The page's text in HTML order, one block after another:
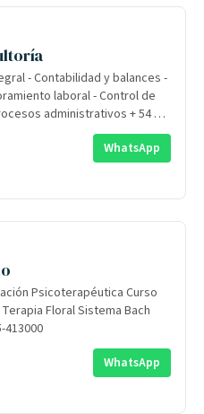
- Contabilidad y balances -
laboral - Control de
Wolf Cowork | Jason
Cowork | Primera Junta
WhatsApp
Psicoterapéutica Curso
Floral Sistema Bach
15-413000
WhatsApp